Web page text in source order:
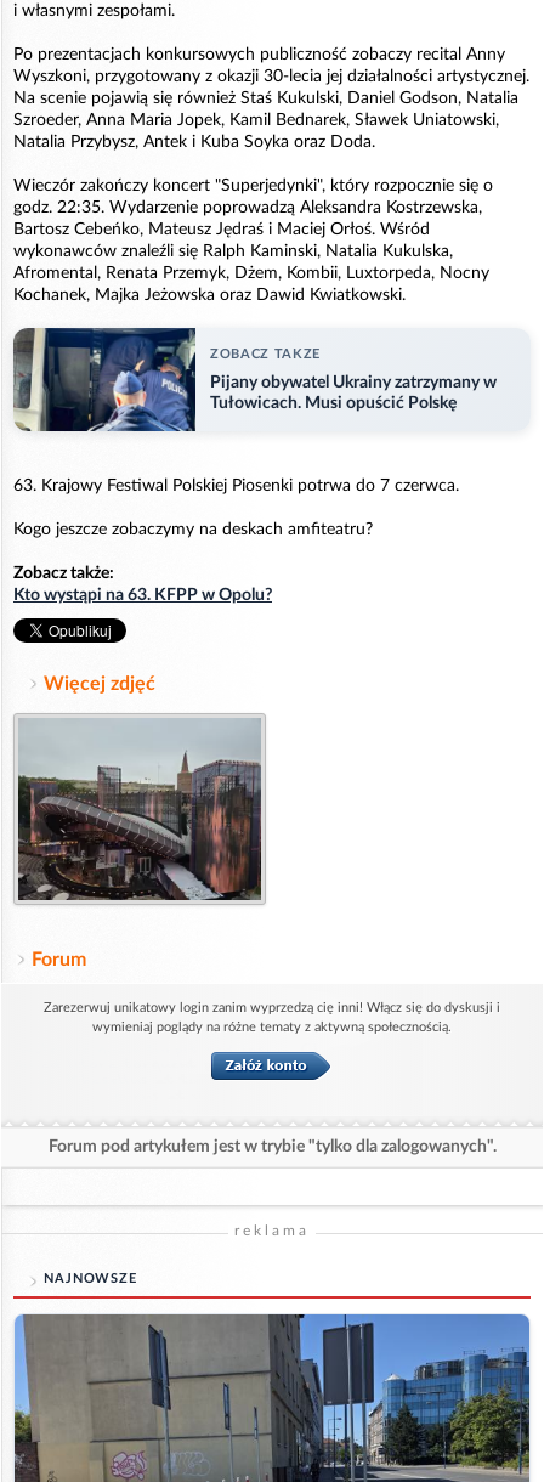
i własnymi zespołami.
Po prezentacjach konkursowych publiczność zobaczy recital Anny
Wyszkoni, przygotowany z okazji 30-lecia jej działalności artystycznej.
Na scenie pojawią się również Staś Kukulski, Daniel Godson, Natalia
Szroeder, Anna Maria Jopek, Kamil Bednarek, Sławek Uniatowski,
Natalia Przybysz, Antek i Kuba Soyka oraz Doda.
Wieczór zakończy koncert "Superjedynki", który rozpocznie się o
godz. 22:35. Wydarzenie poprowadzą Aleksandra Kostrzewska,
Bartosz Cebeńko, Mateusz Jędraś i Maciej Orłoś. Wśród
wykonawców znaleźli się Ralph Kaminski, Natalia Kukulska,
Afromental, Renata Przemyk, Dżem, Kombii, Luxtorpeda, Nocny
Kochanek, Majka Jeżowska oraz Dawid Kwiatkowski.
ZOBACZ TAKZE
Pijany obywatel Ukrainy zatrzymany w
Tułowicach. Musi opuścić Polskę
63. Krajowy Festiwal Polskiej Piosenki potrwa do 7 czerwca.
Kogo jeszcze zobaczymy na deskach amfiteatru?
Zobacz także:
Kto wystąpi na 63. KFPP w Opolu?
Więcej zdjęć
Forum
Zarezerwuj unikatowy login zanim wyprzedzą cię inni! Włącz się do dyskusji i
wymieniaj poglądy na różne tematy z aktywną społecznością.
Forum pod artykułem jest w trybie "tylko dla zalogowanych".
reklama
NAJNOWSZE